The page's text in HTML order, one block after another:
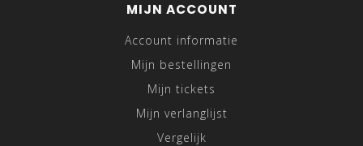
MIJN ACCOUNT
Account informatie
Mijn bestellingen
Mijn tickets
Mijn verlanglijst
Vergelijk